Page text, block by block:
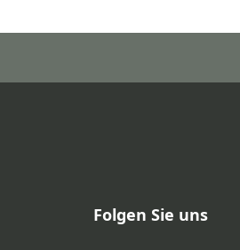
Folgen Sie uns